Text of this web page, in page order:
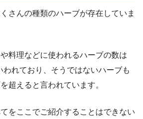
さんの種類のハーブが存在していま
料理などに使われるハーブの数は
れており、そうではないハーブも
超えると言われています。
をここでご紹介することはできない